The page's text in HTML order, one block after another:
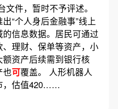
件，暂时不予评述。
“个人身后金融事”线上
信息数据。居民可通过
理财、保单等资产，小
资产后续需到银行核
也可覆盖。 人形机器人
，估值420……